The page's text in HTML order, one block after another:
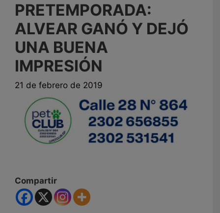
PRETEMPORADA:
ALVEAR GANÓ Y DEJÓ
UNA BUENA
IMPRESIÓN
21 de febrero de 2019
Compartir